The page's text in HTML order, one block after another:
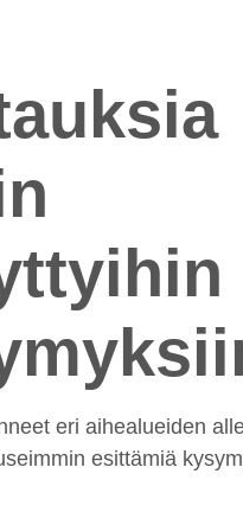
eri aihealueiden
esittämiä